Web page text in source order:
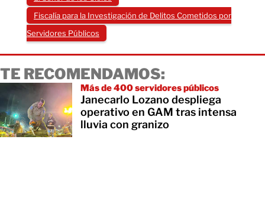
Fiscalía para la Investigación de Delitos Cometidos por
Servidores Públicos
TE RECOMENDAMOS:
Más de 400 servidores públicos
Janecarlo Lozano despliega
operativo en GAM tras intensa
lluvia con granizo